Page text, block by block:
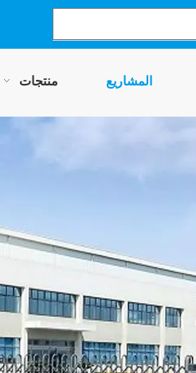
المشاريع منتجات